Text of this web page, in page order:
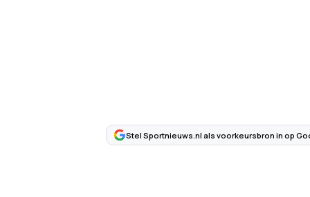
Stel Sportnieuws.nl als voorkeursbron in op